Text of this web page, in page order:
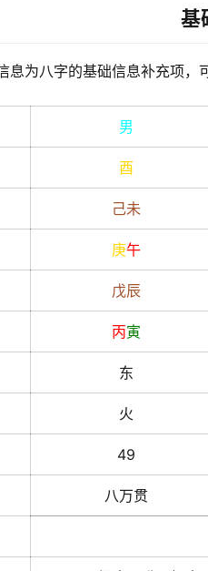
基
息为八字的基础信息补充项，
男
酉
己未
庚午
戊辰
丙寅
东
火
49
八万贯